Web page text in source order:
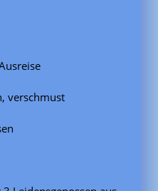
verschmust